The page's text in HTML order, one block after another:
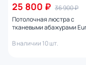
25 800 ₽ 36 900 ₽
Потолочная люстра с
тканевыми абажурами
Topanga E14 40W
В наличии 10 шт.